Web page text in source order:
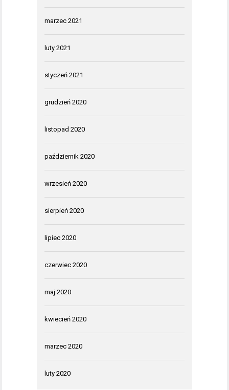
marzec 2021
luty 2021
styczeń 2021
grudzień 2020
listopad 2020
październik 2020
wrzesień 2020
sierpień 2020
lipiec 2020
czerwiec 2020
maj 2020
kwiecień 2020
marzec 2020
luty 2020